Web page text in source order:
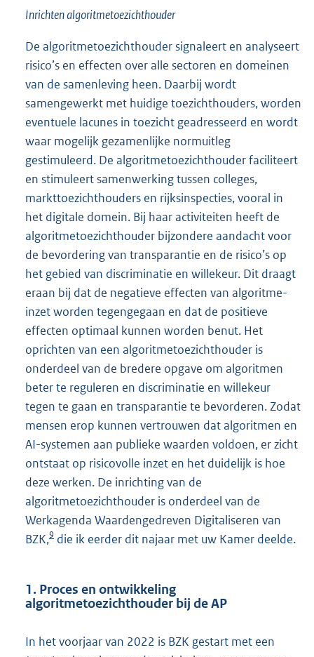
Inrichten algoritmetoezichthouder
De algoritmetoezichthouder signaleert en analyseert
risico’s en effecten over alle sectoren en domeinen
van de samenleving heen. Daarbij wordt
samengewerkt met huidige toezichthouders, worden
eventuele lacunes in toezicht geadresseerd en wordt
waar mogelijk gezamenlijke normuitleg
gestimuleerd. De algoritmetoezichthouder faciliteert
en stimuleert samenwerking tussen colleges,
markttoezichthouders en rijksinspecties, vooral in
het digitale domein. Bij haar activiteiten heeft de
algoritmetoezichthouder bijzondere aandacht voor
de bevordering van transparantie en de risico’s op
het gebied van discriminatie en willekeur. Dit draagt
eraan bij dat de negatieve effecten van algoritme-
inzet worden tegengegaan en dat de positieve
effecten optimaal kunnen worden benut. Het
oprichten van een algoritmetoezichthouder is
onderdeel van de bredere opgave om algoritmen
beter te reguleren en discriminatie en willekeur
tegen te gaan en transparantie te bevorderen. Zodat
mensen erop kunnen vertrouwen dat algoritmen en
AI-systemen aan publieke waarden voldoen, er zicht
ontstaat op risicovolle inzet en het duidelijk is hoe
deze werken. De inrichting van de
algoritmetoezichthouder is onderdeel van de
Werkagenda Waardengedreven Digitaliseren van
BZK,9 die ik eerder dit najaar met uw Kamer deelde.
1. Proces en ontwikkeling
algoritmetoezichthouder bij de AP
In het voorjaar van 2022 is BZK gestart met een